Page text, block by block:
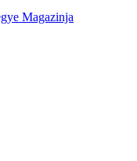
Magazinja